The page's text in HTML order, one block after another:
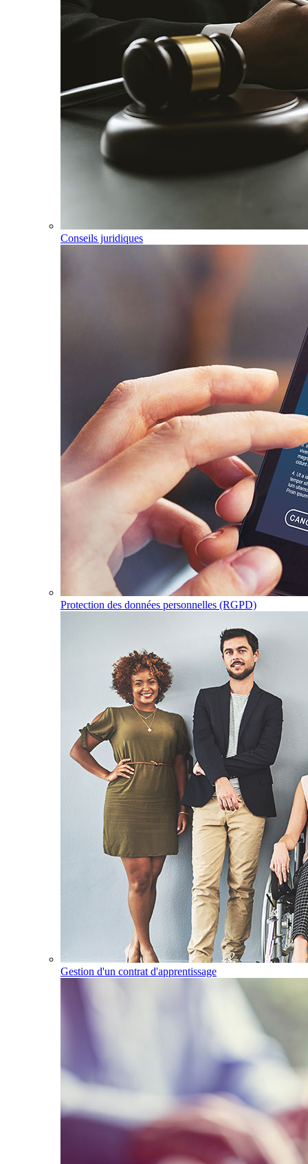
Conseils juridiques
Protection des données personnelles (RGPD)
Gestion d'un contrat d'apprentissage